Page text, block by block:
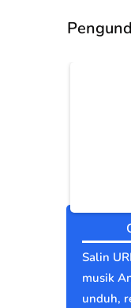
Salin
musik
unduh,